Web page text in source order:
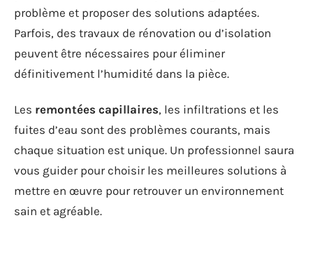
problème et proposer des solutions adaptées.
Parfois, des travaux de rénovation ou d’isolation
peuvent être nécessaires pour éliminer
définitivement l’humidité dans la pièce.
Les remontées capillaires, les infiltrations et les
fuites d’eau sont des problèmes courants, mais
chaque situation est unique. Un professionnel saura
vous guider pour choisir les meilleures solutions à
mettre en œuvre pour retrouver un environnement
sain et agréable.